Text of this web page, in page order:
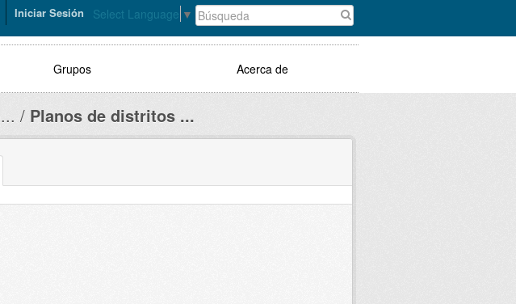
Select Language ▼
Iniciar Sesión
Grupos Acerca de
Planos de distritos ...